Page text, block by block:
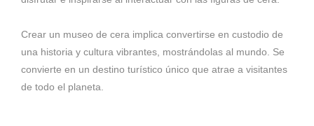
cera.
Crear un museo de cera implica convertirse en custodio de
una historia y cultura vibrantes, mostrándolas al mundo. Se
convierte en un destino turístico único que atrae a visitantes
de todo el planeta.